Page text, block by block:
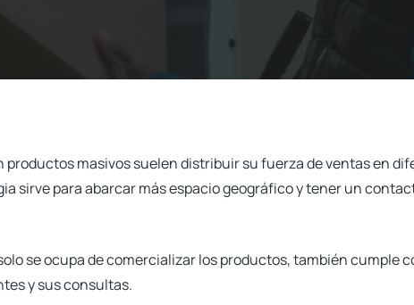
productos masivos suelen distribuir sufuerza de ventasen
sirve para abarcar más espacio geográfico y tener un
se ocupa de comercializar los productos, también cumple
y sus consultas.